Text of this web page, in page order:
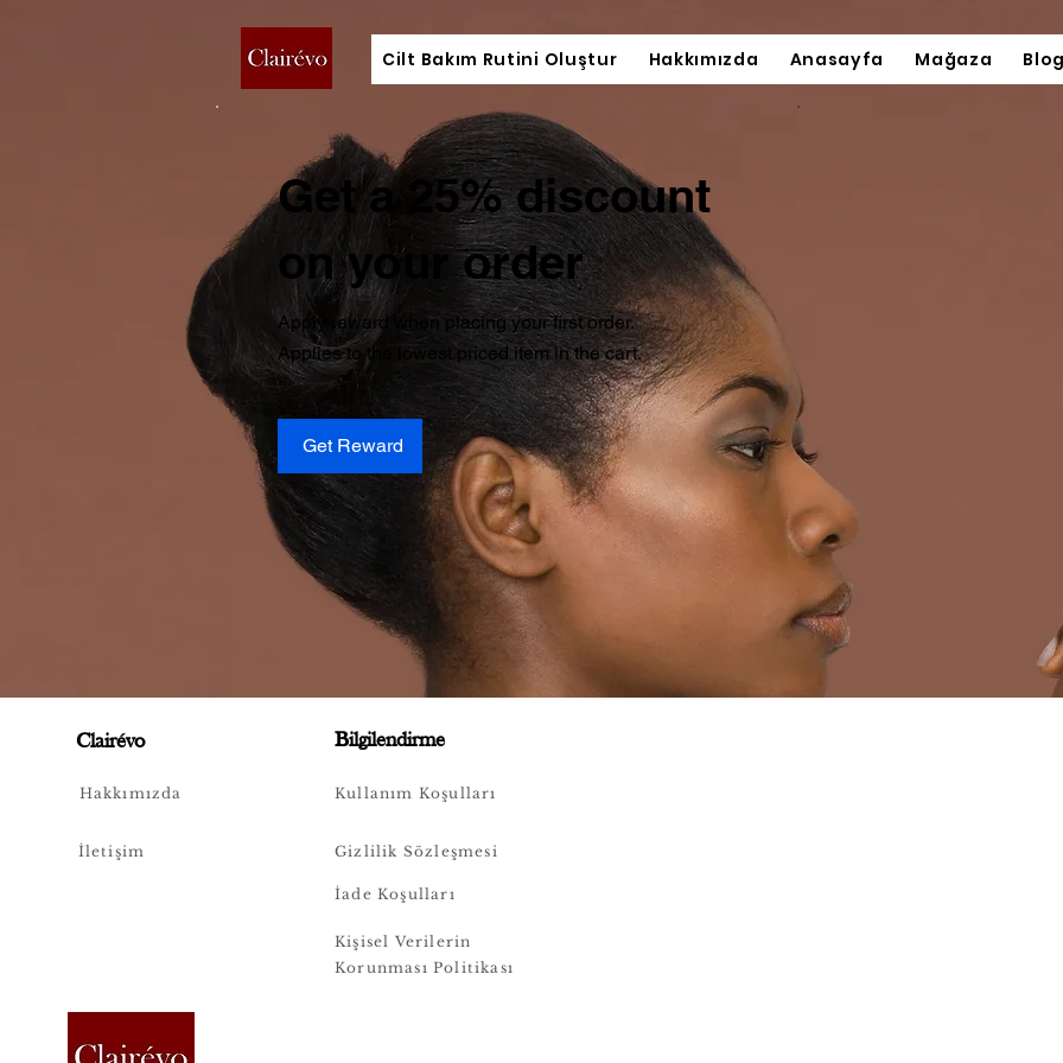
Cilt Bakım Rutini Oluştur Hakkımızda Anasayfa Mağaza Blog
Get a 25% discount
on your order
Apply reward when placing your first order.
Get Reward
Applies to the lowest priced item in the cart.
Clairévo
Hakkımızda
İletişim
Bilgilendirme
Kullanım Koşulları
Gizlilik Sözleşmesi
İade Koşulları
Kişisel Verilerin
Korunması Politikası